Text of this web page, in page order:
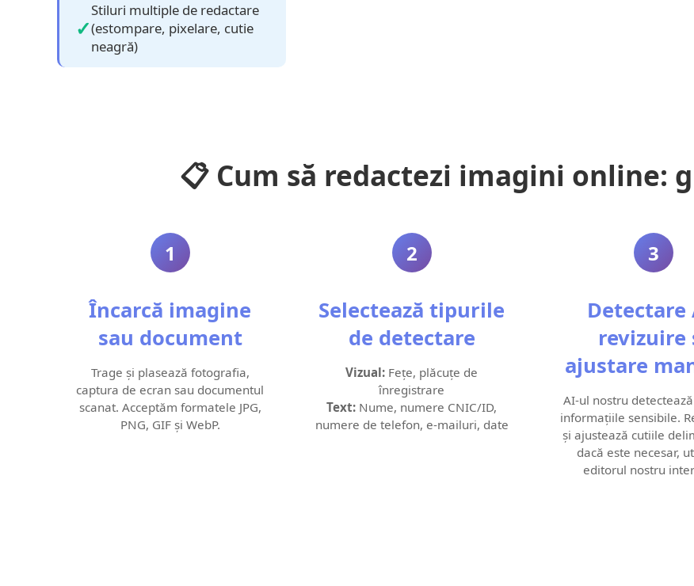
Stiluri multiple de redactare
(estompare, pixelare, cutie
neagră)
📋 Cum să redactezi imagini online:
1
Încarcă imagine
sau document
Trage și plasează fotografia,
captura de ecran sau documentul
scanat. Acceptăm formatele JPG,
PNG, GIF și WebP.
2
Selectează tipurile
de detectare
Vizual: Fețe, plăcuțe de
înregistrare
Text: Nume, numere CNIC/ID,
numere de telefon, e‑mailuri, date
3
Detectare
revizuire
ajustare
AI-ul nostru
informațiile sensibile.
și ajustează cutiile
dacă este necesar,
editorul nostru